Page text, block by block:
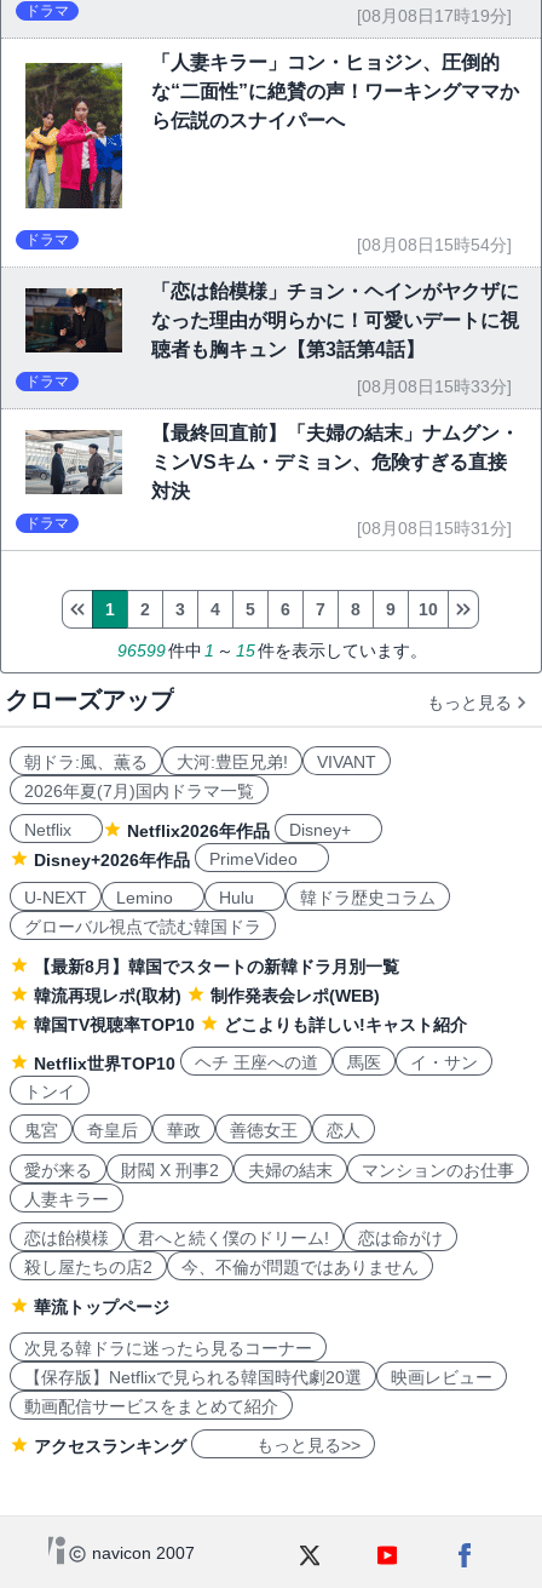
ドラマ [08月08日17時19分]
「人妻キラー」コン・ヒョジン、圧倒的
な“二面性”に絶賛の声！ワーキングママか
ら伝説のスナイパーへ
ドラマ [08月08日15時54分]
「恋は飴模様」チョン・ヘインがヤクザに
なった理由が明らかに！可愛いデートに視
聴者も胸キュン【第3話第4話】
ドラマ [08月08日15時33分]
【最終回直前】「夫婦の結末」ナムグン・
ミンVSキム・デミョン、危険すぎる直接
対決
ドラマ [08月08日15時31分]
96599件中 1 ～ 15件を表示しています。
1 2 3 4 5 6 7 8 9 10
クローズアップ もっと見る
朝ドラ:風、薫る 大河:豊臣兄弟!
VIVANT
2026年夏(7月)国内ドラマ一覧
Netflix
Netflix2026年作品
Disney+
Disney+2026年作品
PrimeVideo
U-NEXT
Lemino Hulu
韓ドラ歴史コラム
グローバル視点で読む韓国ドラ
【最新8月】韓国でスタートの新韓ドラ月別一覧
韓流再現レポ(取材)
制作発表会レポ(WEB)
韓国TV視聴率TOP10
どこよりも詳しい!キャスト紹介
Netflix世界TOP10
ヘチ 王座への道 馬医
イ・サン
トンイ
鬼宮
奇皇后 華政 善徳女王 恋人
愛が来る 財閥 X 刑事2 夫婦の結末
マンションのお仕事
人妻キラー
恋は飴模様
君へと続く僕のドリーム!
恋は命がけ
殺し屋たちの店2
今、不倫が問題ではありません
華流トップページ
次見る韓ドラに迷ったら見るコーナー
【保存版】Netflixで見られる韓国時代劇20選
映画レビュー
動画配信サービスをまとめて紹介
アクセスランキング もっと見る>>
navicon 2007